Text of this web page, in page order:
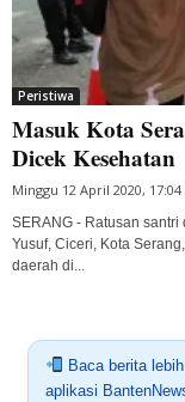
Peristiwa
Masuk Kota
Dicek Kesehatan
Minggu 12 April 2020, 17:04
SERANG - Ratusan
Yusuf, Ciceri, Kota
daerah di...
Baca berita
aplikasi